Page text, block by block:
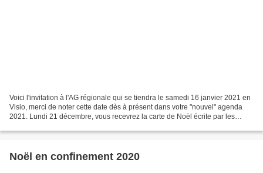
Voici l'invitation à l'AG régionale qui se tiendra le samedi 16 janvier 2021 en
Visio, merci de noter cette date dès à présent dans votre "nouvel" agenda
2021. Lundi 21 décembre, vous recevrez la carte de Noël écrite par les
Noël en confinement 2020